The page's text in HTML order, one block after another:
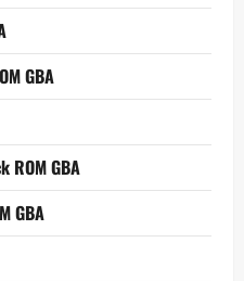
GBA
ROM GBA
GBA